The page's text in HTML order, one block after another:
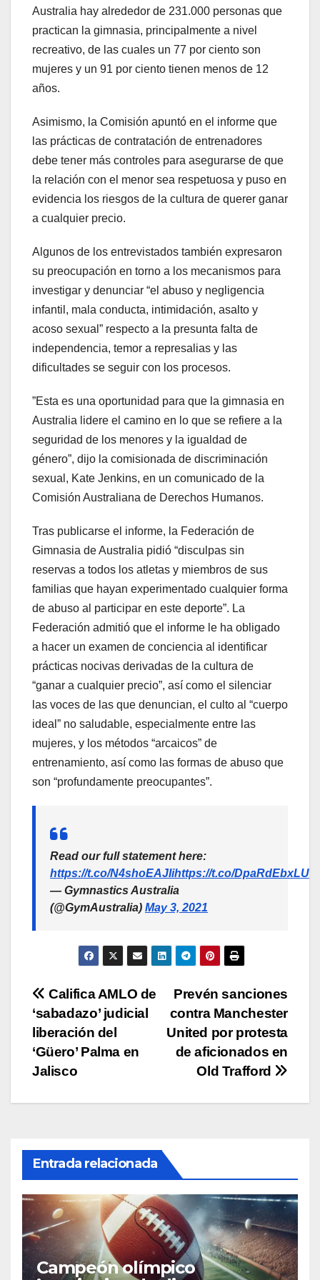
Australia hay alrededor de 231.000 personas que
practican la gimnasia, principalmente a nivel
recreativo, de las cuales un 77 por ciento son
mujeres y un 91 por ciento tienen menos de 12
años.
Asimismo, la Comisión apuntó en el informe que
las prácticas de contratación de entrenadores
debe tener más controles para asegurarse de que
la relación con el menor sea respetuosa y puso en
evidencia los riesgos de la cultura de querer ganar
a cualquier precio.
Algunos de los entrevistados también expresaron
su preocupación en torno a los mecanismos para
investigar y denunciar “el abuso y negligencia
infantil, mala conducta, intimidación, asalto y
acoso sexual” respecto a la presunta falta de
independencia, temor a represalias y las
dificultades se seguir con los procesos.
”Esta es una oportunidad para que la gimnasia en
Australia lidere el camino en lo que se refiere a la
seguridad de los menores y la igualdad de
género”, dijo la comisionada de discriminación
sexual, Kate Jenkins, en un comunicado de la
Comisión Australiana de Derechos Humanos.
Tras publicarse el informe, la Federación de
Gimnasia de Australia pidió “disculpas sin
reservas a todos los atletas y miembros de sus
familias que hayan experimentado cualquier forma
de abuso al participar en este deporte”. La
Federación admitió que el informe le ha obligado
a hacer un examen de conciencia al identificar
prácticas nocivas derivadas de la cultura de
“ganar a cualquier precio”, así como el silenciar
las voces de las que denuncian, el culto al “cuerpo
ideal” no saludable, especialmente entre las
mujeres, y los métodos “arcaicos” de
entrenamiento, así como las formas de abuso que
son “profundamente preocupantes”.
Read our full statement here:
https://t.co/N4shoEAJIihttps://t.co/DpaRdEbxLU
— Gymnastics Australia
(@GymAustralia) May 3, 2021
Navegación
de
entradas
Prevén sanciones
contra Manchester
United por protesta
de aficionados en
Old Trafford
Califica AMLO de
‘sabadazo’ judicial
liberación del
‘Güero’ Palma en
Jalisco
Entrada relacionada
Campeón olímpico